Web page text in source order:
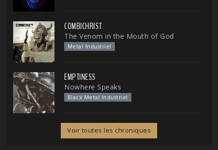
COMBICHRIST
The Venom in the Mouth of God
Metal Industriel
EMPTINESS
Nowhere Speaks
Black Metal Industriel
Voir toutes les chroniques